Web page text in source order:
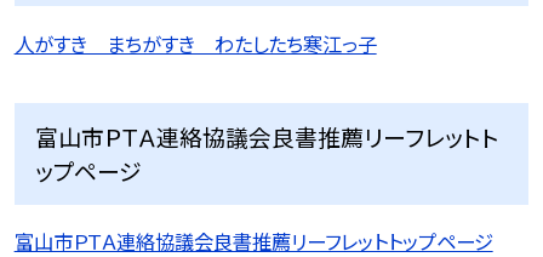
人がすき まちがすき わたしたち寒江っ子
富山市ＰＴＡ連絡協議会良書推薦リーフレットト
ップページ
富山市ＰＴＡ連絡協議会良書推薦リーフレットトップページ